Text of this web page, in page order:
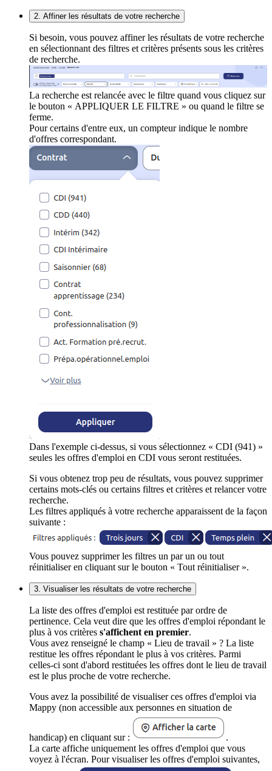
2. Affiner les résultats de votre recherche
Si besoin, vous pouvez affiner les résultats de votre recherche
en sélectionnant des filtres et critères présents sous les critères
de recherche.
La recherche est relancée avec le filtre quand vous cliquez sur
le bouton « APPLIQUER LE FILTRE » ou quand le filtre se
ferme.
Pour certains d'entre eux, un compteur indique le nombre
d'offres correspondant.
Dans l'exemple ci-dessus, si vous sélectionnez « CDI (941) »
seules les offres d'emploi en CDI vous seront restituées.
Si vous obtenez trop peu de résultats, vous pouvez supprimer
certains mots-clés ou certains filtres et critères et relancer votre
recherche.
Les filtres appliqués à votre recherche apparaissent de la façon
suivante :
Vous pouvez supprimer les filtres un par un ou tout
réinitialiser en cliquant sur le bouton « Tout réinitialiser ».
3. Visualiser les résultats de votre recherche
La liste des offres d'emploi est restituée par ordre de
pertinence. Cela veut dire que les offres d'emploi répondant le
plus à vos critères s'affichent en premier.
Vous avez renseigné le champ « Lieu de travail » ? La liste
restitue les offres répondant le plus à vos critères. Parmi
celles-ci sont d'abord restituées les offres dont le lieu de travail
est le plus proche de votre recherche.
Vous avez la possibilité de visualiser ces offres d'emploi via
Mappy (non accessible aux personnes en situation de
handicap) en cliquant sur :
.
La carte affiche uniquement les offres d'emploi que vous
voyez à l'écran. Pour visualiser les offres d'emploi suivantes,